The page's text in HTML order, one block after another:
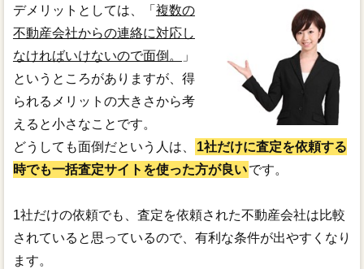
デメリットとしては、「 複数の
不動産会社からの連絡に対応し
なければいけないので面倒。
」
というところがありますが、得
られるメリットの大きさから考
えると小さなことです。
どうしても面倒だという人は、
1社だけに査定を依頼する
時でも一括査定サイトを使った方が良いです。
1社だけの依頼でも、査定を依頼された不動産会社は比較
されていると思っているので、有利な条件が出やすくなり
ます。